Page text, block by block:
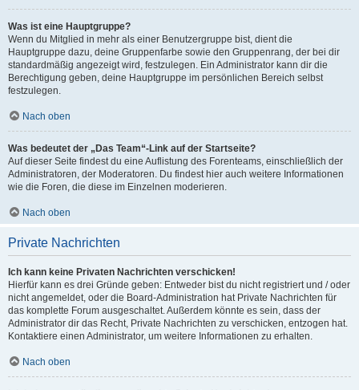
Was ist eine Hauptgruppe?
Wenn du Mitglied in mehr als einer Benutzergruppe bist, dient die
Hauptgruppe dazu, deine Gruppenfarbe sowie den Gruppenrang, der bei dir
standardmäßig angezeigt wird, festzulegen. Ein Administrator kann dir die
Berechtigung geben, deine Hauptgruppe im persönlichen Bereich selbst
festzulegen.
Nach oben
Was bedeutet der „Das Team“-Link auf der Startseite?
Auf dieser Seite findest du eine Auflistung des Forenteams, einschließlich der
Administratoren, der Moderatoren. Du findest hier auch weitere Informationen
wie die Foren, die diese im Einzelnen moderieren.
Nach oben
Private Nachrichten
Ich kann keine Privaten Nachrichten verschicken!
Hierfür kann es drei Gründe geben: Entweder bist du nicht registriert und / oder
nicht angemeldet, oder die Board-Administration hat Private Nachrichten für
das komplette Forum ausgeschaltet. Außerdem könnte es sein, dass der
Administrator dir das Recht, Private Nachrichten zu verschicken, entzogen hat.
Kontaktiere einen Administrator, um weitere Informationen zu erhalten.
Nach oben